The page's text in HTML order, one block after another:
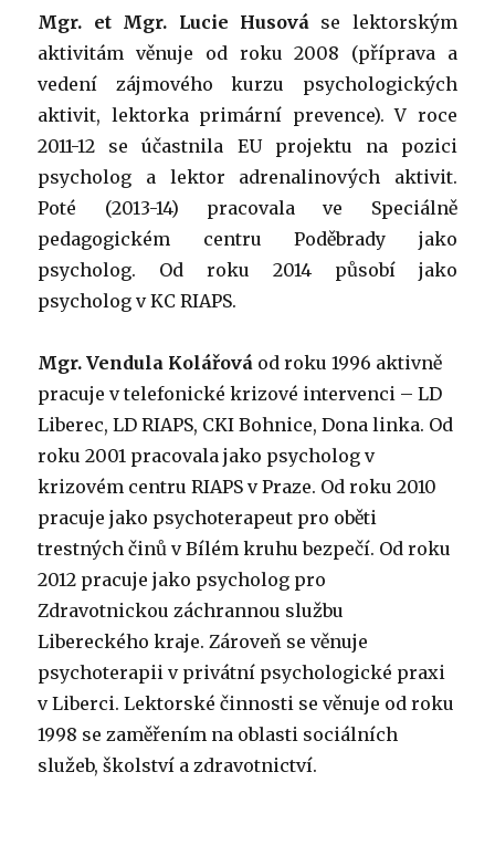
Mgr. et Mgr. Lucie Husová se lektorským
aktivitám věnuje od roku 2008 (příprava a
vedení zájmového kurzu psychologických
aktivit, lektorka primární prevence). V roce
2011-12 se účastnila EU projektu na pozici
psycholog a lektor adrenalinových aktivit.
Poté (2013-14) pracovala ve Speciálně
pedagogickém centru Poděbrady jako
psycholog. Od roku 2014 působí jako
psycholog v KC RIAPS.
Mgr. Vendula Kolářová od roku 1996 aktivně
pracuje v telefonické krizové intervenci – LD
Liberec, LD RIAPS, CKI Bohnice, Dona linka. Od
roku 2001 pracovala jako psycholog v
krizovém centru RIAPS v Praze. Od roku 2010
pracuje jako psychoterapeut pro oběti
trestných činů v Bílém kruhu bezpečí. Od roku
2012 pracuje jako psycholog pro
Zdravotnickou záchrannou službu
Libereckého kraje. Zároveň se věnuje
psychoterapii v privátní psychologické praxi
v Liberci. Lektorské činnosti se věnuje od roku
1998 se zaměřením na oblasti sociálních
služeb, školství a zdravotnictví.